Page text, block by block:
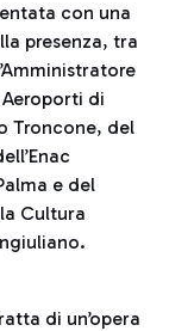
con una
presenza, tra
di
Troncone, del
e del
Cultura
di un’opera